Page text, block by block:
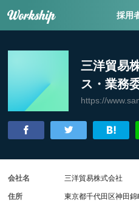
採用
三洋貿易
ス・業務
https://
会社名 三洋貿易株式会社
住所 東京都千代田区神田錦